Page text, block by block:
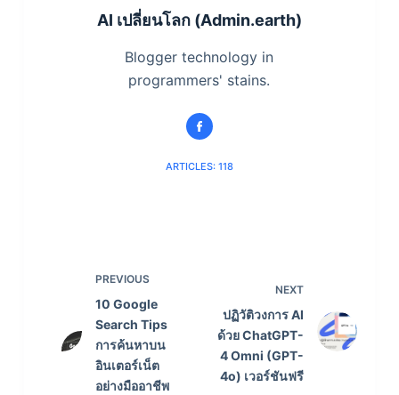
AI เปลี่ยนโลก (Admin.earth)
Blogger technology in
programmers' stains.
ARTICLES: 118
PREVIOUS
10 Google
Search Tips
การค้นหาบน
อินเตอร์เน็ต
อย่างมืออาชีพ
NEXT
ปฏิวัติวงการ AI
ด้วย ChatGPT-
4 Omni (GPT-
4o) เวอร์ชันฟรี